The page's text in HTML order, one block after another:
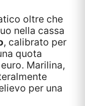
oltre che
nella cassa
, calibrato per
quota
Marilina,
per una